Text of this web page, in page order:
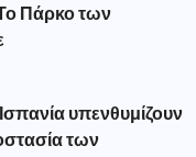
Πάρκο των
υπενθυμίζουν
των